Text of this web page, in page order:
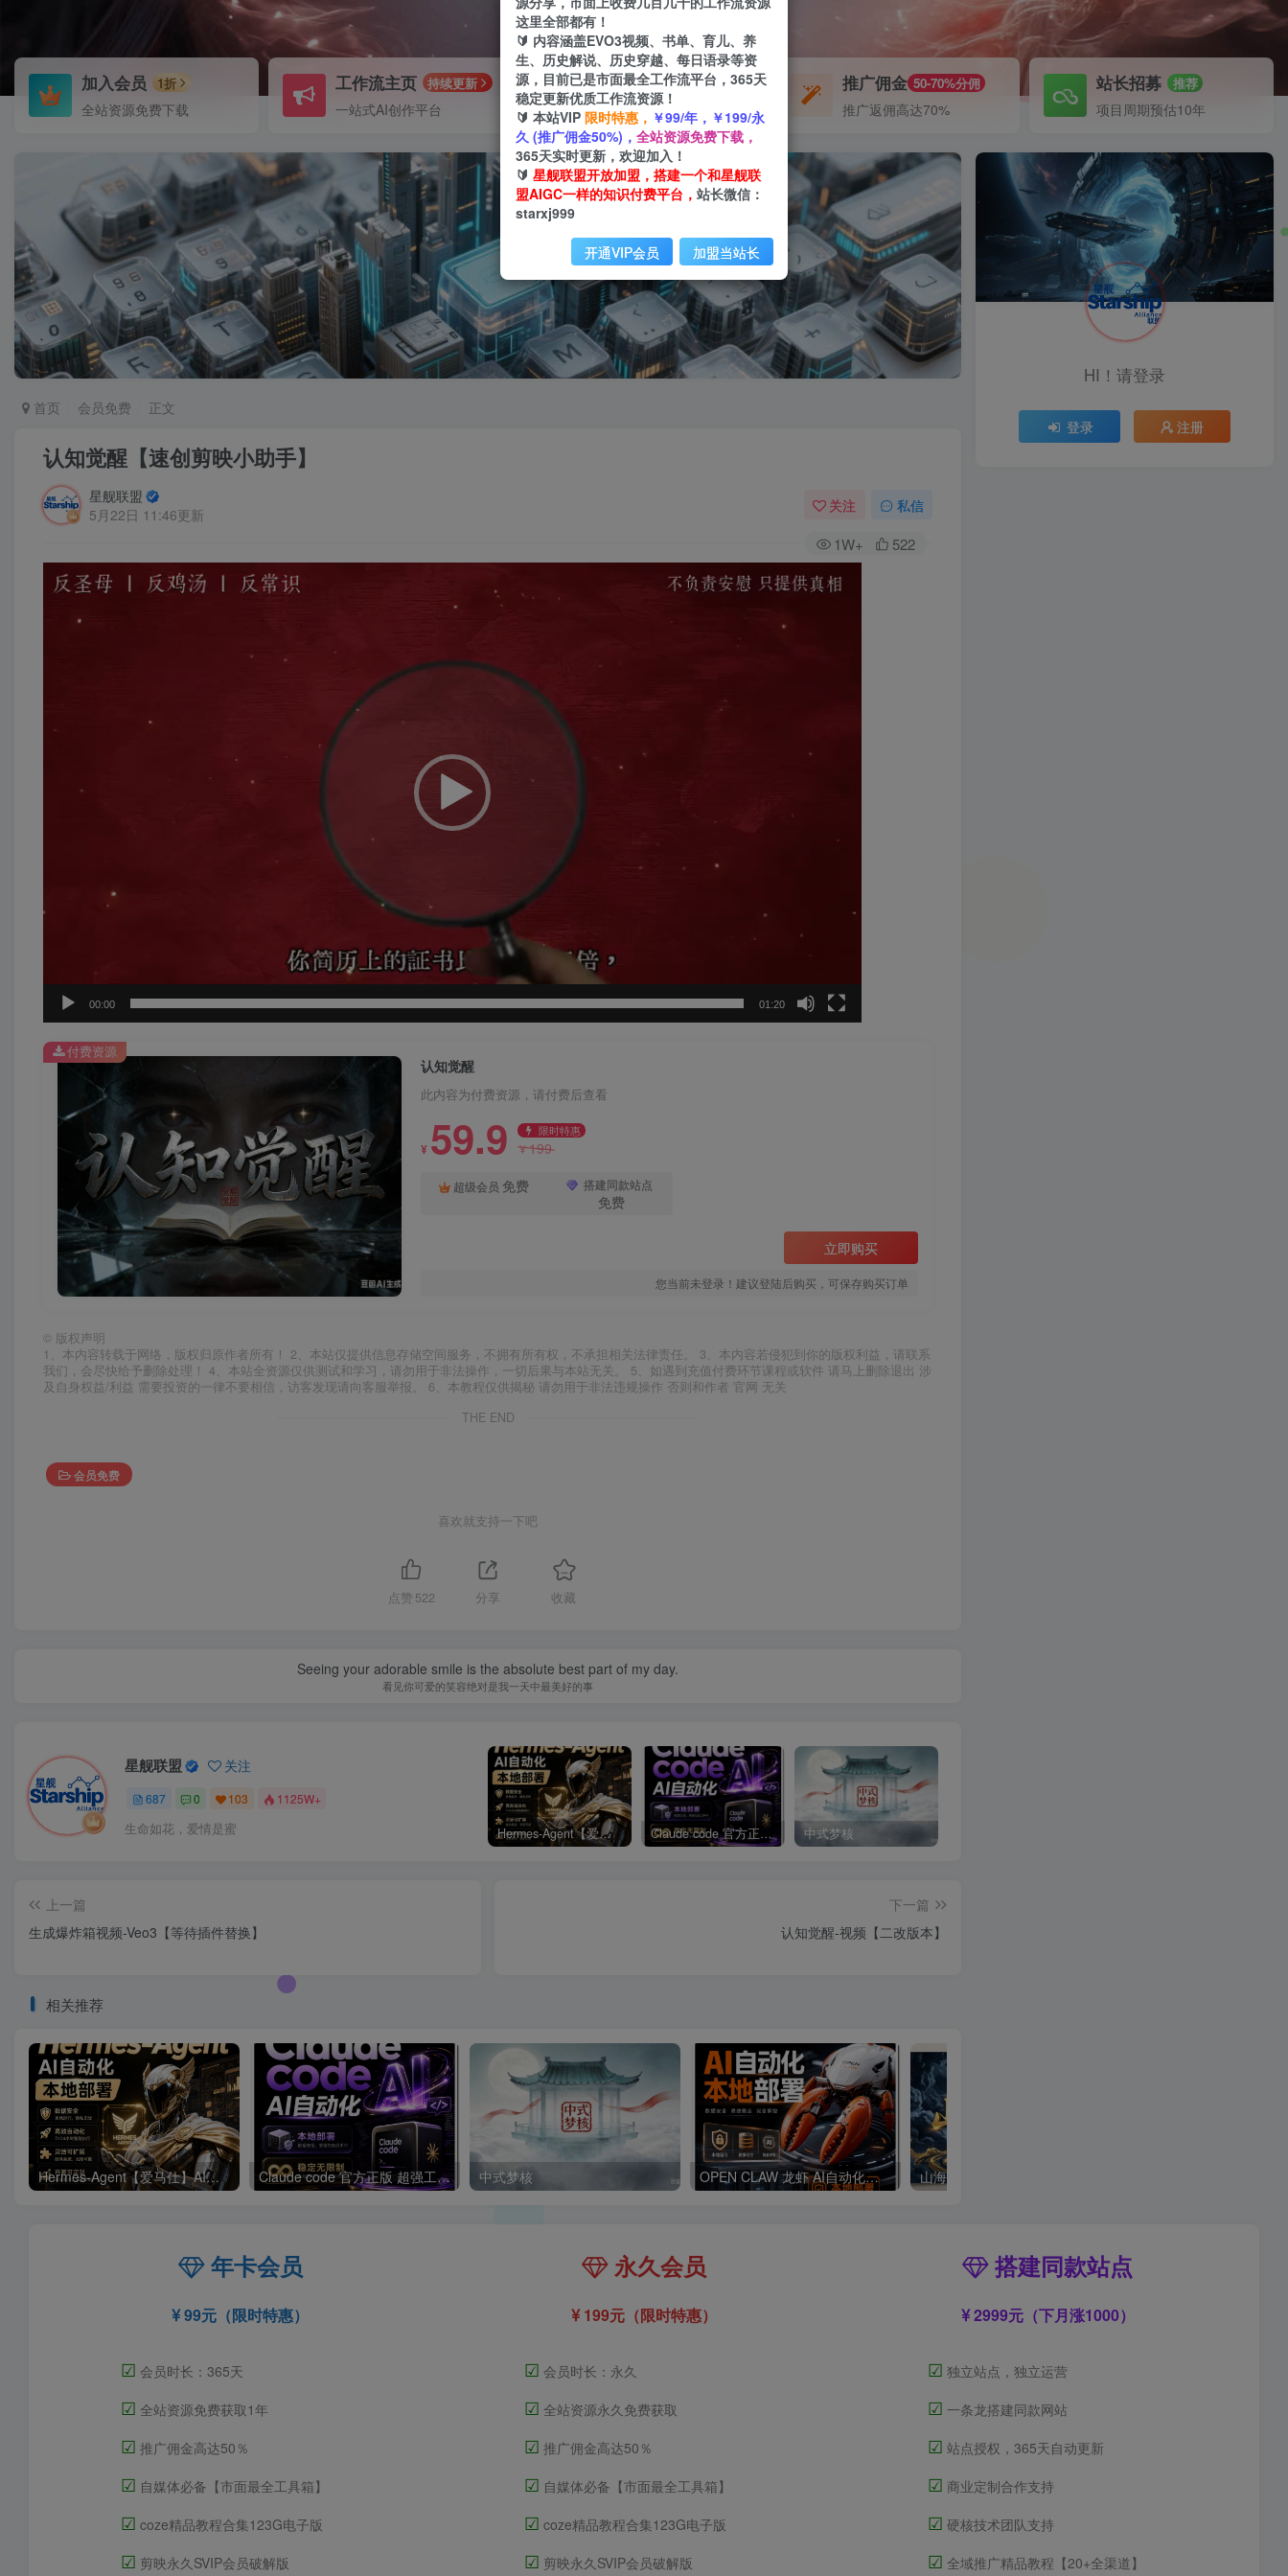
加入会员 1折
全站资源免费下载
工作流主页 持续更新
一站式AI创作平台
每周免费工作流 体验
不定期更新
推广佣金 50-70%分佣
推广返佣高达70%
站长招募 推荐
项目周期预估10年
首页 会员免费 正文
认知觉醒【速创剪映小助手】
星舰联盟
5月22日 11:46更新
关注 私信
1W+ 522
视
00:00 01:20
认知觉醒
此内容为付费资源，请付费后查看
¥ 59.9 限时特惠
¥199
超级会员 免费 搭建同款站点
免费
立即购买
您当前未登录！建议登陆后购买，可保存购买订单
付费资源
© 版权声明
1、本内容转载于网络，版权归原作者所有！ 2、本站仅提供信息存储空间服务，不拥有所有权，不承担相关法律责任。 3、本内容若侵犯到你的版权利益，请联系
我们，会尽快给予删除处理！ 4、本站全资源仅供测试和学习，请勿用于非法操作，一切后果与本站无关。 5、如遇到充值付费环节课程或软件 请马上删除退出 涉
及自身权益/利益 需要投资的一律不要相信，访客发现请向客服举报。 6、本教程仅供揭秘 请勿用于非法违规操作 否则和作者 官网 无关
THE END
会员免费
喜欢就支持一下吧
点赞 522 分享 收藏
Seeing your adorable smile is the absolute best part of my day.
看见你可爱的笑容绝对是我一天中最美好的事
星舰联盟 关注
687 0 103 1125W+
生命如花，爱情是蜜 Hermes-Agent【爱马仕】AI自动化部署【会员免费领取安装包】 Claude code 官方正版 超强工具【会员免费领取安装包】 中式梦核
上一篇
生成爆炸箱视频-Veo3【等待插件替换】
下一篇
认知觉醒-视频【二改版本】
相关推荐
Hermes-Agent【爱马仕】AI自动化部署【会员免费领取安装包】 Claude code 官方正版 超强工具【会员免费领取安装包】 中式梦核 OPEN CLAW 龙虾 AI自动化部署【会员免费领取安装包】 山海经视频【速创剪映小助手】
HI！请登录
登录 注册
年卡会员
99元（限时特惠）
☑ 会员时长：365天
☑ 全站资源免费获取1年
☑ 推广佣金高达50％
☑ 自媒体必备【市面最全工具箱】
☑ coze精品教程合集123G电子版
☑ 剪映永久SVIP会员破解版
永久会员
199元（限时特惠）
☑ 会员时长：永久
☑ 全站资源永久免费获取
☑ 推广佣金高达50％
☑ 自媒体必备【市面最全工具箱】
☑ coze精品教程合集123G电子版
☑ 剪映永久SVIP会员破解版
搭建同款站点
2999元（下月涨1000）
☑ 独立站点，独立运营
☑ 一条龙搭建同款网站
☑ 站点授权，365天自动更新
☑ 商业定制合作支持
☑ 硬核技术团队支持
☑ 全域推广精品教程【20+全渠道】
这里全部都有！
🔰 内容涵盖EVO3视频、书单、育儿、养
生、历史解说、历史穿越、每日语录等资
源，目前已是市面最全工作流平台，365天
稳定更新优质工作流资源！
🔰 本站VIP 限时特惠， ￥99/年，￥199/永
久 (推广佣金50%)， 全站资源免费下载，
365天实时更新，欢迎加入！
🔰 星舰联盟开放加盟，搭建一个和星舰联
盟AIGC一样的知识付费平台， 站长微信：
starxj999
开通VIP会员 加盟当站长